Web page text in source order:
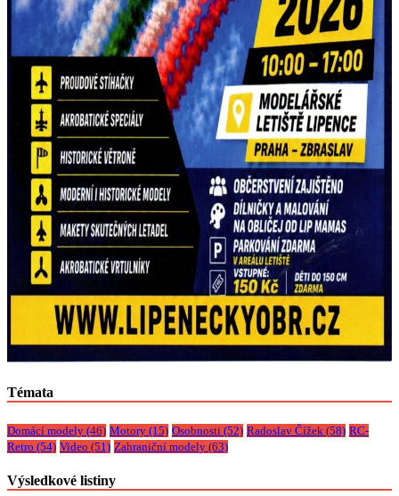
Témata
Domácí modely (46) Motory (15) Osobnosti (52) Radoslav Čížek (58) RC-
Retro (54) Video (51) Zahraniční modely (63)
Výsledkové listiny